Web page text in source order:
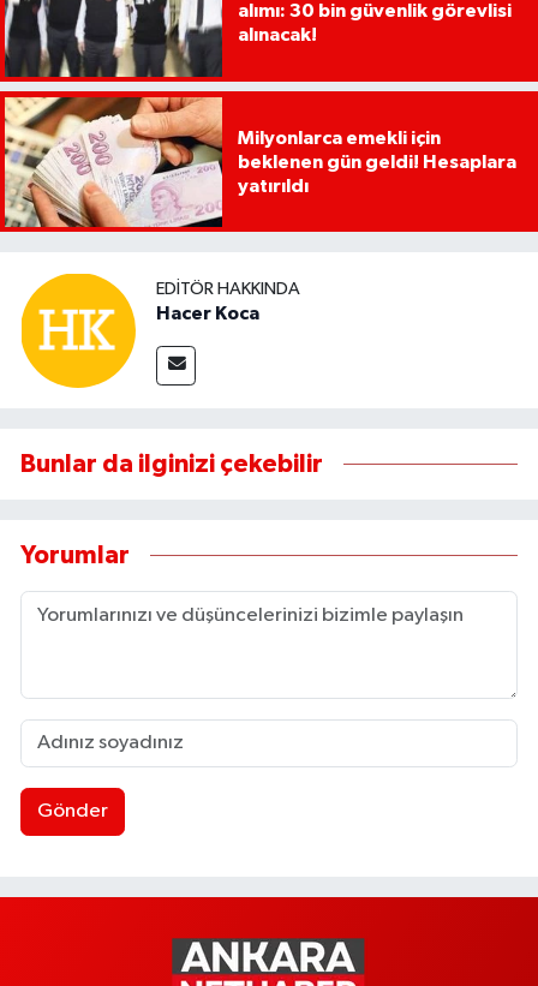
alımı: 30 bin güvenlik görevlisi
alınacak!
Milyonlarca emekli için
beklenen gün geldi! Hesaplara
yatırıldı
EDITÖR HAKKINDA
Hacer Koca
Bunlar da ilginizi çekebilir
Yorumlar
Gönder